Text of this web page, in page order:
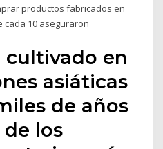
productos fabricados en
cada 10 aseguraron
cultivado en
asiáticas
de años
los